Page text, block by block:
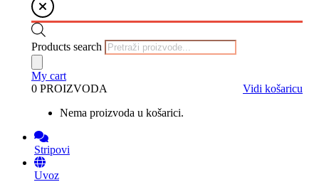
Products search
My cart
0 PROIZVODA
Vidi košaricu
Nema proizvoda u košarici.
Stripovi
Uvoz